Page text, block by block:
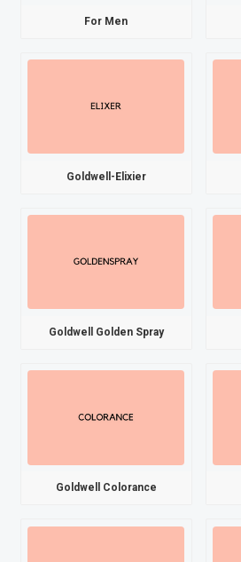
For Men
Goldwell-Elixier
Goldwell Golden Spray
Goldwell Colorance